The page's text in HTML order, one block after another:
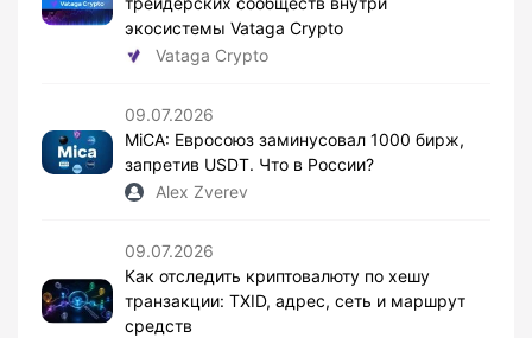
экосистемы Vataga Crypto
Vataga Crypto
09.07.2026
MiCA: Евросоюз заминусовал 1000 бирж,
запретив USDT. Что в России?
Alex Zverev
09.07.2026
Как отследить криптовалюту по хешу
транзакции: TXID, адрес, сеть и маршрут
средств